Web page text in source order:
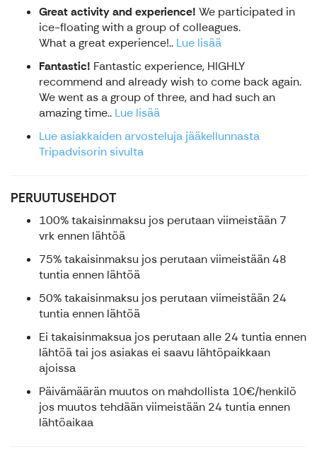
Great activity and experience! We participated in
ice-floating with a group of colleagues.
What a great experience!.. Lue lisää
Fantastic! Fantastic experience, HIGHLY
recommend and already wish to come back again.
We went as a group of three, and had such an
amazing time.. Lue lisää
Lue asiakkaiden arvosteluja jääkellunnasta
Tripadvisorin sivulta
PERUUTUSEHDOT
100% takaisinmaksu jos perutaan viimeistään 7
vrk ennen lähtöä
75% takaisinmaksu jos perutaan viimeistään 48
tuntia ennen lähtöä
50% takaisinmaksu jos perutaan viimeistään 24
tuntia ennen lähtöä
Ei takaisinmaksua jos perutaan alle 24 tuntia ennen
lähtöä tai jos asiakas ei saavu lähtöpaikkaan
ajoissa
Päivämäärän muutos on mahdollista 10€/henkilö
jos muutos tehdään viimeistään 24 tuntia ennen
lähtöaikaa